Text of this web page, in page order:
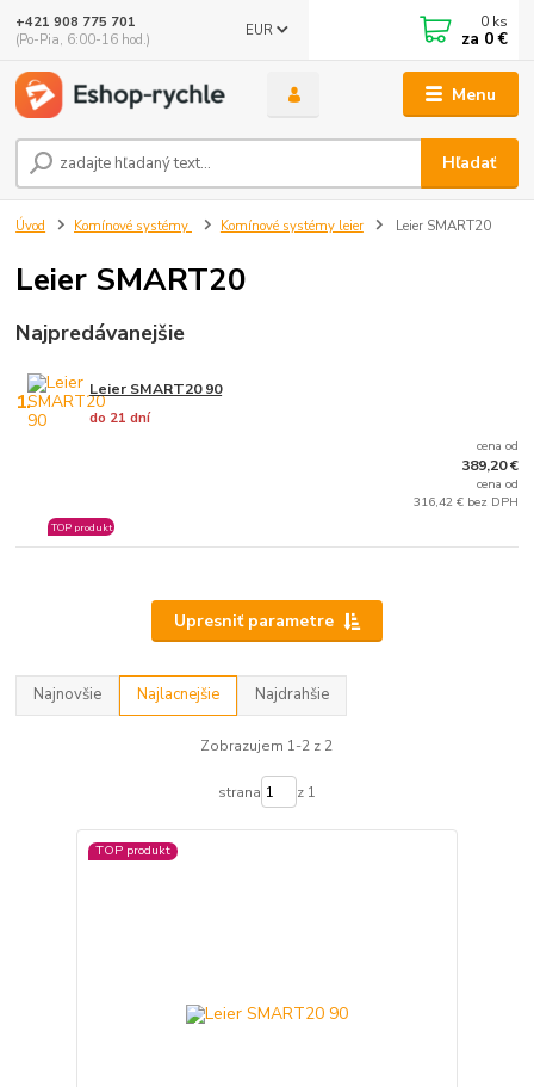
Menu
EUR
Hľadať
+421 908 775 701
(Po-Pia, 6:00-16 hod.)
0 ks
za 0 €
Úvod Komínové systémy Komínové systémy leier Leier SMART20
Leier SMART20
Najpredávanejšie
1. Leier SMART20 90
do 21 dní
TOP produkt
cena od
389,20 €
cena od
316,42 € bez DPH
Upresniť parametre
Najnovšie Najlacnejšie Najdrahšie
Zobrazujem 1-2 z 2
strana z 1
TOP produkt